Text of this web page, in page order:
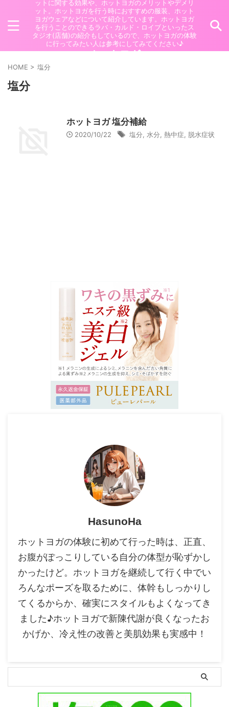
ットに関する効果や、ホットヨガのメリットやデメリ
ット。ホットヨガを行う時におすすめの服装、ホット
ヨガウェアなどについて紹介しています。ホットヨガ
を行うことのできるラバ・カルド・ロイブといったス
タジオ(店舗)の紹介もしているので、ホットヨガの体験
に行ってみたい人は参考にしてみてください♪
ホットヨガ
HOME > 塩分
塩分
ホットヨガ 塩分補給
2020/10/22 塩分 水分 熱中症 脱水症状
HasunoHa
ホットヨガの体験に初めて行った時は、正直、
お腹がぽっこりしている自分の体型が恥ずかし
かったけど。ホットヨガを継続して行く中でい
ろんなポーズを取るために、体幹もしっかりし
てくるからか、確実にスタイルもよくなってき
ました♪ホットヨガで新陳代謝が良くなったお
かげか、冷え性の改善と美肌効果も実感中！